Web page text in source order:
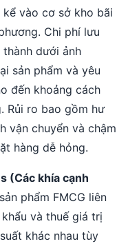
vào cơ sở kho bãi
Chi phí lưu
dưới ảnh
sản phẩm và yêu
đến khoảng cách
Rủi ro bao gồm hư
vận chuyển và chậm
hàng dễ hỏng.
(Các khía cạnh
phẩm FMCG liên
và thuế giá trị
khác nhau tùy